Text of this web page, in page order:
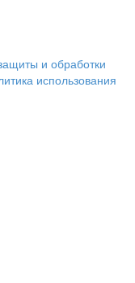
и обработки
использования